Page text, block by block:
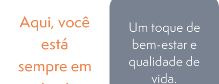
Aqui, você
está
sempre em
Um toque de
bem-estar e
qualidade de
vida.